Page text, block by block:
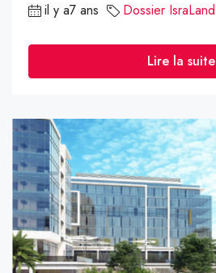
il y a7 ans Dossier IsraLand
Lire la suite